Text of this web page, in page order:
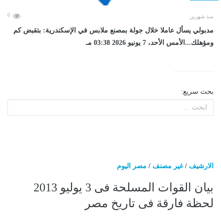
منذ شهرين 0
مدبولي يسأل عاملا خلال جولة بمصنع ملابس في الإسكندرية: بتقبض كم
ومؤهلك...الأمس الأحد، 7 يونيو 2026 03:38 مـ
بحث سريع:
الارشيف /غير مصنف / مصر اليوم
بيان القوات المسلحة فى 3 يوليو 2013
لحظة فارقة فى تاريخ مصر